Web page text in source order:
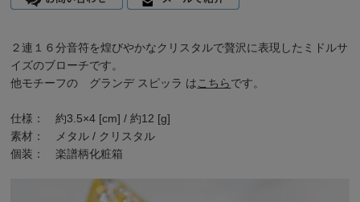
２連１６分音符を煌びやかなクリスタルで贅沢に表現したミドルサ
イズのブローチです。
他モチーフの
グランデ スピッラ は こちらです。
仕様： 約3.5×4 [cm] / 約12 [g]
素材： メタル / クリスタル
個装： 楽譜柄化粧箱